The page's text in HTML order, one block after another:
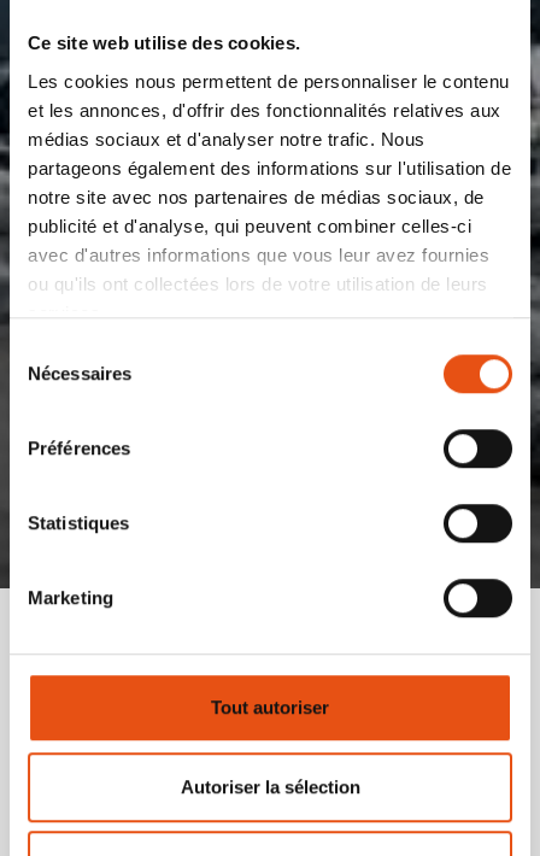
Ce site web utilise des cookies.
Les cookies nous permettent de personnaliser le contenu
et les annonces, d'offrir des fonctionnalités relatives aux
médias sociaux et d'analyser notre trafic. Nous
partageons également des informations sur l'utilisation de
notre site avec nos partenaires de médias sociaux, de
publicité et d'analyse, qui peuvent combiner celles-ci
avec d'autres informations que vous leur avez fournies
ou qu'ils ont collectées lors de votre utilisation de leurs
services.
Nécessaires
Préférences
Statistiques
Marketing
Tout autoriser
Autoriser la sélection
Informations sur la commande
concernant vos achats en ligne, veuillez remplir le
formulaire ci-dessous. Nous vous répondrons dans
Si vous avez besoin d'aide pour les